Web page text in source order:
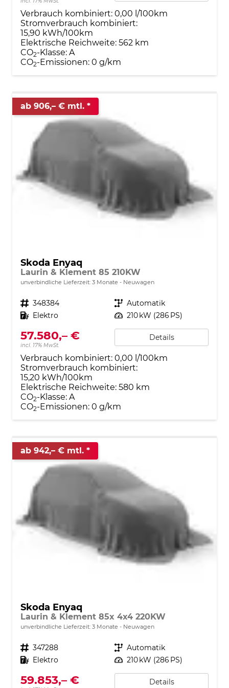
Verbrauch kombiniert: 0,00 l/100km
Stromverbrauch kombiniert:
15,90 kWh/100km
Elektrische Reichweite: 562 km
CO2-Klasse: A
CO2-Emissionen: 0 g/km
ab 906,– € mtl.
Skoda Enyaq
Laurin & Klement 85 210KW
unverbindliche Lieferzeit: 3 Monate Neuwagen
Fahrzeugnr. 348384 Getriebe Automatik
Kraftstoff Elektro Leistung 210 kW (286 PS)
57.580,– €
incl. 17% MwSt.
Details
Verbrauch kombiniert: 0,00 l/100km
Stromverbrauch kombiniert:
15,20 kWh/100km
Elektrische Reichweite: 580 km
CO2-Klasse: A
CO2-Emissionen: 0 g/km
ab 942,– € mtl.
Skoda Enyaq
Laurin & Klement 85x 4x4 220KW
unverbindliche Lieferzeit: 3 Monate Neuwagen
Fahrzeugnr. 347288 Getriebe Automatik
Kraftstoff Elektro Leistung 210 kW (286 PS)
59.853,– € Details